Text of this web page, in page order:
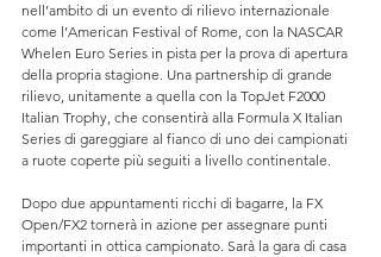
nell’ambito di un evento di rilievo internazionale
come l’American Festival of Rome, con la NASCAR
Whelen Euro Series in pista per la prova di apertura
della propria stagione. Una partnership di grande
rilievo, unitamente a quella con la TopJet F2000
Italian Trophy, che consentirà alla Formula X Italian
Series di gareggiare al fianco di uno dei campionati
a ruote coperte più seguiti a livello continentale.
Dopo due appuntamenti ricchi di bagarre, la FX
Open/FX2 tornerà in azione per assegnare punti
importanti in ottica campionato. Sarà la gara di casa